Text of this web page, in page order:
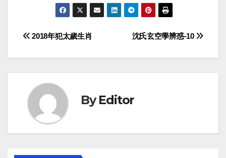
Post
navigation
沈氏玄空學辨惑-10
2018年犯太歲生肖
ByEditor